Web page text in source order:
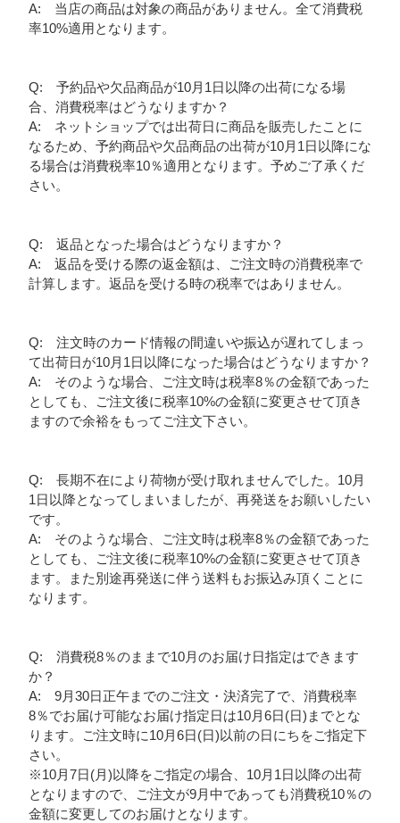
A: 当店の商品は対象の商品がありません。全て消費税
率10%適用となります。
Q: 予約品や欠品商品が10月1日以降の出荷になる場
合、消費税率はどうなりますか？
A: ネットショップでは出荷日に商品を販売したことに
なるため、予約商品や欠品商品の出荷が10月1日以降にな
る場合は消費税率10％適用となります。予めご了承くだ
さい。
Q: 返品となった場合はどうなりますか？
A: 返品を受ける際の返金額は、ご注文時の消費税率で
計算します。返品を受ける時の税率ではありません。
Q: 注文時のカード情報の間違いや振込が遅れてしまっ
て出荷日が10月1日以降になった場合はどうなりますか？
A: そのような場合、ご注文時は税率8％の金額であった
としても、ご注文後に税率10%の金額に変更させて頂き
ますので余裕をもってご注文下さい。
Q: 長期不在により荷物が受け取れませんでした。10月
1日以降となってしまいましたが、再発送をお願いしたい
です。
A: そのような場合、ご注文時は税率8％の金額であった
としても、ご注文後に税率10%の金額に変更させて頂き
ます。また別途再発送に伴う送料もお振込み頂くことに
なります。
Q: 消費税8％のままで10月のお届け日指定はできます
か？
A: 9月30日正午までのご注文・決済完了で、消費税率
8％でお届け可能なお届け指定日は10月6日(日)までとな
ります。ご注文時に10月6日(日)以前の日にちをご指定下
さい。
※10月7日(月)以降をご指定の場合、10月1日以降の出荷
となりますので、ご注文が9月中であっても消費税10％の
金額に変更してのお届けとなります。